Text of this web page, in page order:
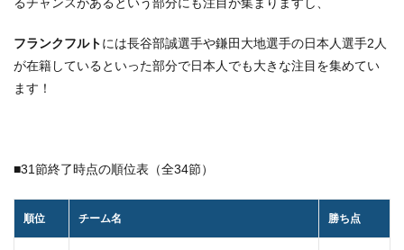
フランクフルトには長谷部誠選手や鎌田大地選手の日本人選手2人
が在籍しているといった部分で日本人でも大きな注目を集めてい
ます！
■31節終了時点の順位表（全34節）
順位 チーム名 勝ち点